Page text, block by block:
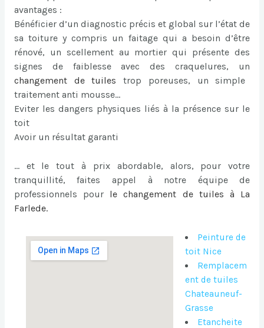
avantages :
Bénéficier d’un diagnostic précis et global sur l’état de
sa toiture y compris un faitage qui a besoin d’être
rénové, un scellement au mortier qui présente des
signes de faiblesse avec des craquelures, un
changement de tuiles trop poreuses, un simple
traitement anti mousse…
Eviter les dangers physiques liés à la présence sur le
toit
Avoir un résultat garanti
… et le tout à prix abordable, alors, pour votre
tranquillité, faites appel à notre équipe de
professionnels pour lechangement de tuiles à La
Farlede.
Peinture de
toit Nice
Remplacem
ent de tuiles
Chateauneuf-
Grasse
Etancheite